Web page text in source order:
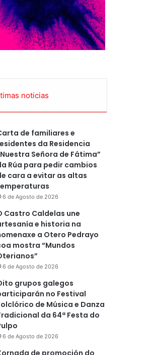
noticias
de familiares e
da Residencia
Señora de Fátima”
Rúa para pedir cambios
cara a evitar as altas
6 de Agosto de 2026
Castro Caldelas une
e historia na
a Otero Pedrayo
mostra “Mundos
6 de Agosto de 2026
grupos galegos
no Festival
de Música e Danza
da 64ª Festa do
6 de Agosto de 2026
de promoción do